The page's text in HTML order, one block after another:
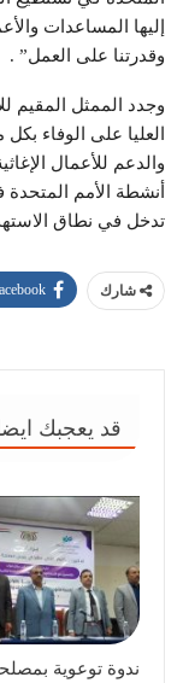
إليها المساعدات
وقدرتنا على العمل” .
وجدد الممثل المقيم
العليا على الوفاء
والدعم للأعمال
أنشطة الأمم
تدخل في نطاق
شارك
قد يعجبك
ندوة توعوية